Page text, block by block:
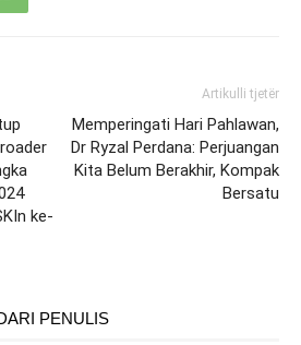
ke-
Artikulli tjetër
Memperingati Hari Pahlawan,
Dr Ryzal Perdana: Perjuangan
Kita Belum Berakhir, Kompak
Bersatu
PENULIS